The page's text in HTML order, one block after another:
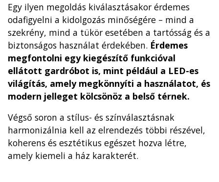
Egy ilyen megoldás kiválasztásakor érdemes
odafigyelni a kidolgozás minőségére – mind a
szekrény, mind a tükör esetében a tartósság és a
biztonságos használat érdekében. Érdemes
megfontolni egy kiegészítő funkcióval
ellátott gardróbot is, mint például a LED-es
világítás, amely megkönnyíti a használatot, és
modern jelleget kölcsönöz a belső térnek.
Végső soron a stílus- és színválasztásnak
harmonizálnia kell az elrendezés többi részével,
koherens és esztétikus egészet hozva létre,
amely kiemeli a ház karakterét.